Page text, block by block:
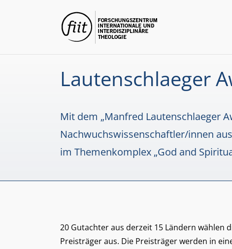
Lautenschlaeger
Mit dem „Manfred Lautenschlaeger
Nachwuchswissenschaftler/innen
im Themenkomplex „God and
20 Gutachter aus derzeit 15 Ländern wählen
Preisträger aus. Die Preisträger werden in